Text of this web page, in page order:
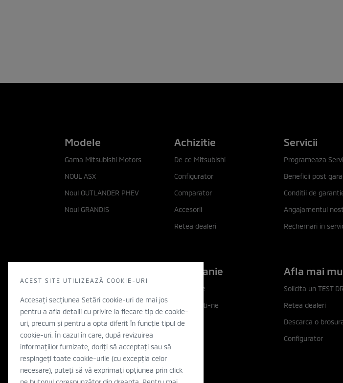
Modele
Gama Mitsubishi Motors
NOUL ASX
Noul OUTLANDER PHEV
Noul GRANDIS
Achizitie
De ce Mitsubishi
Configurator
Comparator
Accesorii
Retea dealeri
Servicii
Programeaza
Beneficii post
Conditii de
Angajamentul
Rechemari in
Filozofia noastra
Inovatie
Electric
Concept cars
Stiri
Companie
Companie
Contactati-ne
WLTP
Afla mai
Solicita un TEST
Retea dealeri
Descarca o
Configurator
ACEST SITE UTILIZEAZĂ COOKIE-URI
Accesați secțiunea Setări cookie-uri de mai jos
pentru a afla detalii cu privire la fiecare tip de cookie-
uri, precum și pentru a opta diferit în funcție tipul de
cookie-uri. În cazul în care, după revizuirea
informațiilor furnizate, doriți să acceptați sau să
respingeți toate cookie-urile (cu excepția celor
necesare), puteți să vă exprimați opțiunea prin click